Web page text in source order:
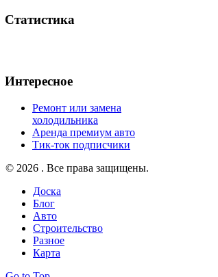
Статистика
Интересное
Ремонт или замена
холодильника
Аренда премиум авто
Тик-ток подписчики
© 2026 . Все права защищены.
Доска
Блог
Авто
Строительство
Разное
Карта